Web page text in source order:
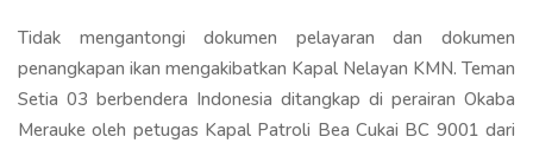
Tidak mengantongi dokumen pelayaran dan dokumen
penangkapan ikan mengakibatkan Kapal Nelayan KMN. Teman
Setia 03 berbendera Indonesia ditangkap di perairan Okaba
Merauke oleh petugas Kapal Patroli Bea Cukai BC 9001 dari